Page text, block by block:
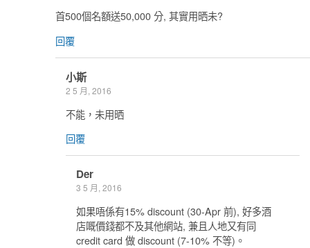
首500個名額送50,000 分, 其實用晒未?
回覆
小斯
2 5 月, 2016
不能，未用晒
回覆
Der
3 5 月, 2016
如果唔係有15% discount (30-Apr 前), 好多酒
店嘅價錢都不及其他網站, 兼且人地又有同
credit card 做 discount (7-10% 不等)。